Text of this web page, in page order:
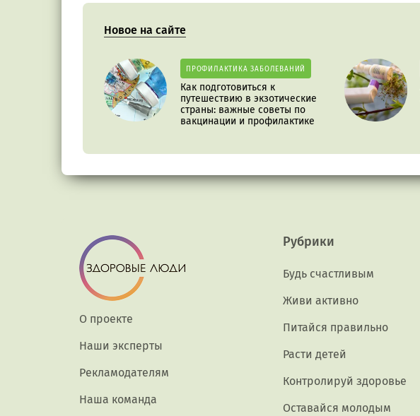
Новое на сайте
ПРОФИЛАКТИКА ЗАБОЛЕВАНИЙ
Как подготовиться к
путешествию в экзотические
страны: важные советы по
вакцинации и профилактике
О проекте
Наши эксперты
Рекламодателям
Наша команда
Рубрики
Будь счастливым
Живи активно
Питайся правильно
Расти детей
Контролируй здоровье
Оставайся молодым